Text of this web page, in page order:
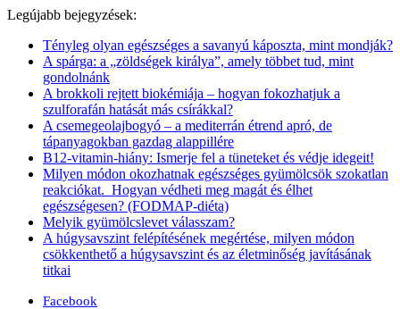
Legújabb bejegyzések:
Tényleg olyan egészséges a savanyú káposzta, mint mondják?
A spárga: a „zöldségek királya”, amely többet tud, mint
gondolnánk
A brokkoli rejtett biokémiája – hogyan fokozhatjuk a
szulforafán hatását más csírákkal?
A csemegeolajbogyó – a mediterrán étrend apró, de
tápanyagokban gazdag alappillére
B12-vitamin-hiány: Ismerje fel a tüneteket és védje idegeit!
Milyen módon okozhatnak egészséges gyümölcsök szokatlan
reakciókat. Hogyan védheti meg magát és élhet
egészségesen? (FODMAP-diéta)
Melyik gyümölcslevet válasszam?
A húgysavszint felépítésének megértése, milyen módon
csökkenthető a húgysavszint és az életminőség javításának
titkai
Facebook